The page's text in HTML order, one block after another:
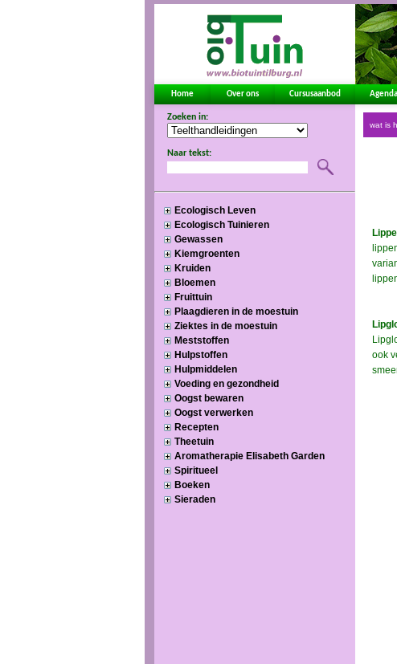
Home Over ons Cursusaanbod Agenda
Zoeken in:
Naar tekst:
Ecologisch Leven
Ecologisch Tuinieren
Gewassen
Kiemgroenten
Kruiden
Bloemen
Fruittuin
Plaagdieren in de moestuin
Ziektes in de moestuin
Meststoffen
Hulpstoffen
Hulpmiddelen
Voeding en gezondheid
Oogst bewaren
Oogst verwerken
Recepten
Theetuin
Aromatherapie Elisabeth Garden
Spiritueel
Boeken
Sieraden